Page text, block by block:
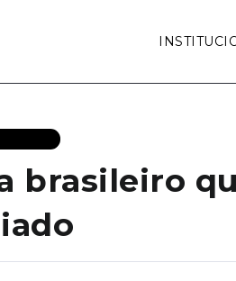
brasileiro